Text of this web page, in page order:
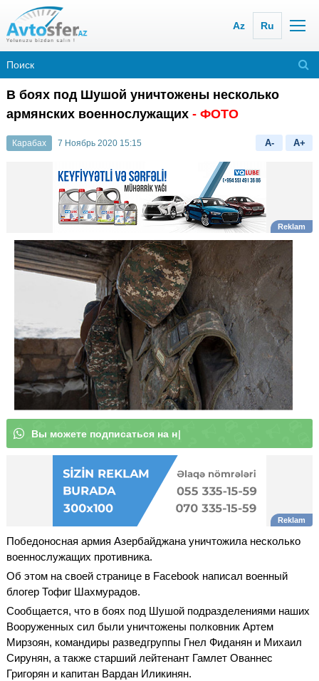
Az Ru
В боях под Шушой уничтожены несколько
армянских военнослужащих - ФОТО
Карабах 7 Ноябрь 2020 15:15 A- A+
Вы можете
Победоносная армия Азербайджана уничтожила несколько
военнослужащих противника.
Об этом на своей странице в Facebook написал военный
блогер Тофиг Шахмурадов.
Сообщается, что в боях под Шушой подразделениями наших
Вооруженных сил были уничтожены полковник Артем
Мирзоян, командиры разведгруппы Гнел Фиданян и Михаил
Сирунян, а также старший лейтенант Гамлет Ованнес
Григорян и капитан Вардан Иликинян.